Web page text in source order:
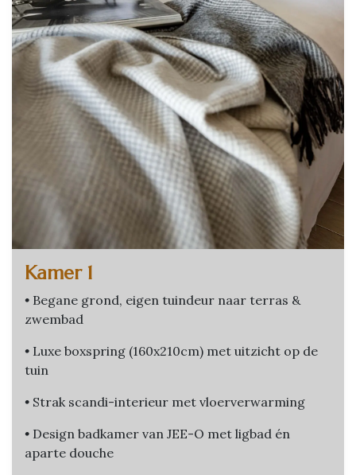
Kamer 1
• Begane grond, eigen tuindeur naar terras &
zwembad
• Luxe boxspring (160x210cm) met uitzicht op de
tuin
• Strak scandi-interieur met vloerverwarming
• Design badkamer van JEE-O met ligbad én
aparte douche